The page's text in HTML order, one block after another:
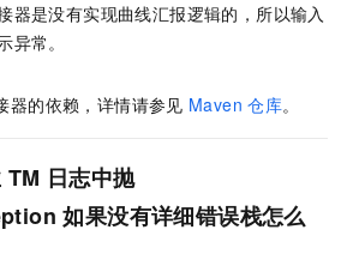
器是没有实现曲线汇报逻辑的，所以输入
异常。
器的依赖，详情请参见 Maven 仓库。
TM 日志中抛
如果没有详细错误栈怎么